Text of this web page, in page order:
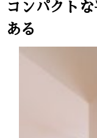
コンパクト
ある